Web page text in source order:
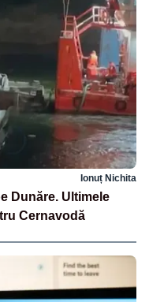
Ionuț Nichita
Dunăre. Ultimele
Cernavodă